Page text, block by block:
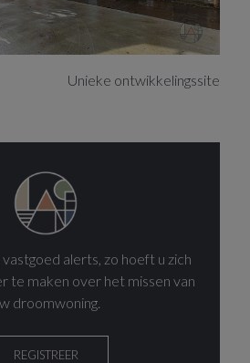
Unieke ontwikkelingssite
alerts, zo hoeft u zich
te maken over het missen van
droomwoning.
REGISTREER